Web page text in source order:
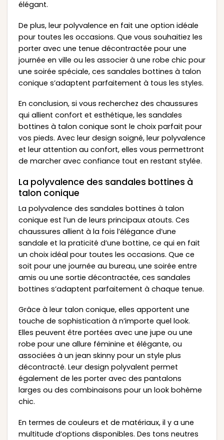
élégant.
De plus, leur polyvalence en fait une option idéale
pour toutes les occasions. Que vous souhaitiez les
porter avec une tenue décontractée pour une
journée en ville ou les associer à une robe chic pour
une soirée spéciale, ces sandales bottines à talon
conique s’adaptent parfaitement à tous les styles.
En conclusion, si vous recherchez des chaussures
qui allient confort et esthétique, les sandales
bottines à talon conique sont le choix parfait pour
vos pieds. Avec leur design soigné, leur polyvalence
et leur attention au confort, elles vous permettront
de marcher avec confiance tout en restant stylée.
La polyvalence des sandales bottines à
talon conique
La polyvalence des sandales bottines à talon
conique est l’un de leurs principaux atouts. Ces
chaussures allient à la fois l’élégance d’une
sandale et la praticité d’une bottine, ce qui en fait
un choix idéal pour toutes les occasions. Que ce
soit pour une journée au bureau, une soirée entre
amis ou une sortie décontractée, ces sandales
bottines s’adaptent parfaitement à chaque tenue.
Grâce à leur talon conique, elles apportent une
touche de sophistication à n’importe quel look.
Elles peuvent être portées avec une jupe ou une
robe pour une allure féminine et élégante, ou
associées à un jean skinny pour un style plus
décontracté. Leur design polyvalent permet
également de les porter avec des pantalons
larges ou des combinaisons pour un look bohème
chic.
En termes de couleurs et de matériaux, il y a une
multitude d’options disponibles. Des tons neutres